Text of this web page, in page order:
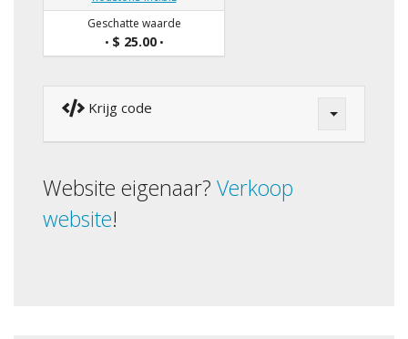
Geschatte waarde
• $ 25.00•
Krijg code
Website eigenaar? Verkoop
website!